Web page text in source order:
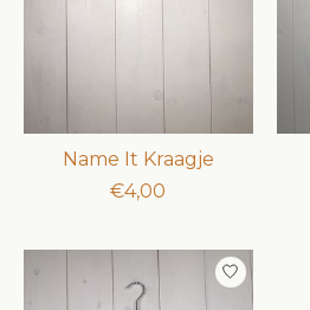
Name It Kraagje
€4,00